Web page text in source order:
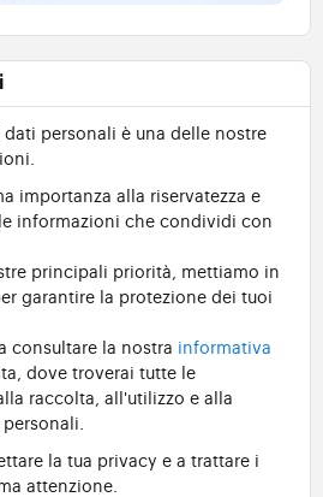
personali è una delle nostre
importanza alla riservatezza e
informazioni che condividi con
principali priorità, mettiamo in
garantire la protezione dei tuoi
consultare la nostra informativa
dove troverai tutte le
raccolta, all'utilizzo e alla
la tua privacy e a trattare i
attenzione.